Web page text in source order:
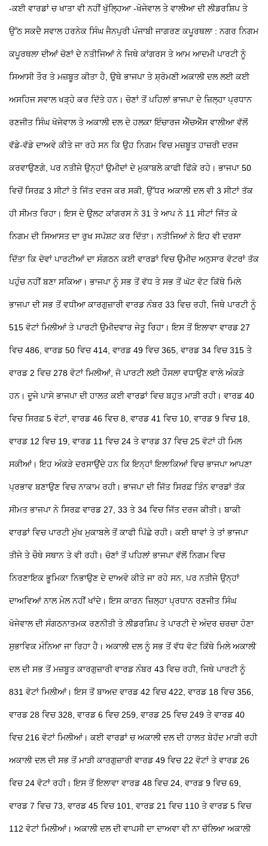
-ਕਈ ਵਾਰਡਾਂਚ ਖਾਤਾ ਵੀ ਨਹੀਂ ਖੁੱਲ੍ਹਿਆ-ਖੋਜੇਵਾਲ ਤੇ ਵਾਲੀਆ ਦੀ ਲੀਡਰਸ਼ਿਪਤੇ
ਉੱਠ ਸਕਦੈ ਸਵਾਲਹਰਨੇਕ ਸਿੰਘ ਜੈਨਪੁਰੀ ਪੰਜਾਬੀ ਜਾਗਰਣਕਪੂਰਥਲਾ : ਨਗਰ ਨਿਗਮ
ਕਪੂਰਥਲਾ ਦੀਆਂ ਚੋਣਾਂ ਦੇ ਨਤੀਜਿਆਂ ਨੇ ਜਿਥੇ ਕਾਂਗਰਸ ਤੇ ਆਮ ਆਦਮੀ ਪਾਰਟੀ ਨੂੰ
ਸਿਆਸੀ ਤੌਰ ਤੇ ਮਜ਼ਬੂਤ ਕੀਤਾ ਹੈ, ਉਥੇ ਭਾਜਪਾ ਤੇ ਸ਼੍ਰੋਮਣੀ ਅਕਾਲੀ ਦਲ ਲਈ ਕਈ
ਅਸਹਿਜ ਸਵਾਲ ਖੜ੍ਹੇ ਕਰ ਦਿੱਤੇ ਹਨ। ਚੋਣਾਂ ਤੋਂ ਪਹਿਲਾਂ ਭਾਜਪਾ ਦੇ ਜ਼ਿਲ੍ਹਾ ਪ੍ਰਧਾਨ
ਰਣਜੀਤ ਸਿੰਘ ਖੋਜੇਵਾਲ ਤੇ ਅਕਾਲੀ ਦਲ ਦੇ ਹਲਕਾ ਇੰਚਾਰਜ ਐੱਚਐੱਸ ਵਾਲੀਆ ਵੱਲੋਂ
ਵੱਡੇ-ਵੱਡੇ ਦਾਅਵੇ ਕੀਤੇ ਜਾ ਰਹੇ ਸਨ ਕਿ ਉਹ ਨਿਗਮ ਵਿਚ ਮਜ਼ਬੂਤ ਹਾਜ਼ਰੀ ਦਰਜ
ਕਰਵਾਉਣਗੇ, ਪਰ ਨਤੀਜੇ ਉਨ੍ਹਾਂ ਉਮੀਦਾਂ ਦੇ ਮੁਕਾਬਲੇ ਕਾਫੀ ਫਿੱਕੇ ਰਹੇ। ਭਾਜਪਾ 50
ਵਿਚੋਂ ਸਿਰਫ਼ 3 ਸੀਟਾਂਤੇ ਜਿੱਤ ਦਰਜ ਕਰ ਸਕੀ, ਉੱਧਰ ਅਕਾਲੀ ਦਲ ਵੀ 3 ਸੀਟਾਂ ਤੱਕ
ਹੀ ਸੀਮਤ ਰਿਹਾ। ਇਸ ਦੇ ਉਲਟ ਕਾਂਗਰਸ ਨੇ 31 ਤੇ ਆਪ ਨੇ 11 ਸੀਟਾਂ ਜਿੱਤ ਕੇ
ਨਿਗਮ ਦੀ ਸਿਆਸਤ ਦਾ ਰੁਖ ਸਪੱਸ਼ਟ ਕਰ ਦਿੱਤਾ। ਨਤੀਜਿਆਂ ਨੇ ਇਹ ਵੀ ਦਰਸਾ
ਦਿੱਤਾ ਕਿ ਦੋਵਾਂ ਪਾਰਟੀਆਂ ਦਾ ਸੰਗਠਨ ਕਈ ਵਾਰਡਾਂ ਵਿਚ ਉਮੀਦ ਅਨੁਸਾਰ ਵੋਟਰਾਂ ਤੱਕ
ਪਹੁੰਚ ਨਹੀਂ ਬਣਾ ਸਕਿਆ।ਭਾਜਪਾ ਨੂੰ ਸਭ ਤੋਂ ਵੱਧ ਤੇ ਸਭ ਤੋਂ ਘੱਟ ਵੋਟ ਕਿੱਥੇ ਮਿਲੇ
ਭਾਜਪਾ ਦੀ ਸਭ ਤੋਂ ਵਧੀਆ ਕਾਰਗੁਜ਼ਾਰੀ ਵਾਰਡ ਨੰਬਰ 33 ਵਿਚ ਰਹੀ, ਜਿਥੇ ਪਾਰਟੀ ਨੂੰ
515 ਵੋਟਾਂ ਮਿਲੀਆਂ ਤੇ ਪਾਰਟੀ ਉਮੀਦਵਾਰ ਜੇਤੂ ਰਿਹਾ। ਇਸ ਤੋਂ ਇਲਾਵਾ ਵਾਰਡ 27
ਵਿਚ 486, ਵਾਰਡ 50 ਵਿਚ 414, ਵਾਰਡ 49 ਵਿਚ 365, ਵਾਰਡ 34 ਵਿਚ 315 ਤੇ
ਵਾਰਡ 2 ਵਿਚ 278 ਵੋਟਾਂ ਮਿਲੀਆਂ, ਜੋ ਪਾਰਟੀ ਲਈ ਹੌਸਲਾ ਵਧਾਉਣ ਵਾਲੇ ਅੰਕੜੇ
ਹਨ।ਦੂਜੇ ਪਾਸੇ ਭਾਜਪਾ ਦੀ ਹਾਲਤ ਕਈ ਵਾਰਡਾਂ ਵਿਚ ਬਹੁਤ ਮਾੜੀ ਰਹੀ। ਵਾਰਡ 40
ਵਿਚ ਸਿਰਫ਼ 5 ਵੋਟਾਂ, ਵਾਰਡ 46 ਵਿਚ 8, ਵਾਰਡ 41 ਵਿਚ 10, ਵਾਰਡ 9 ਵਿਚ 18,
ਵਾਰਡ 12 ਵਿਚ 19, ਵਾਰਡ 11 ਵਿਚ 24 ਤੇ ਵਾਰਡ 37 ਵਿਚ 25 ਵੋਟਾਂ ਹੀ ਮਿਲ
ਸਕੀਆਂ। ਇਹ ਅੰਕੜੇ ਦਰਸਾਉਂਦੇ ਹਨ ਕਿ ਇਨ੍ਹਾਂ ਇਲਾਕਿਆਂ ਵਿਚ ਭਾਜਪਾ ਆਪਣਾ
ਪ੍ਰਭਾਵ ਬਣਾਉਣ ਵਿਚ ਨਾਕਾਮ ਰਹੀ।ਭਾਜਪਾ ਦੀ ਜਿੱਤ ਸਿਰਫ਼ ਤਿੰਨ ਵਾਰਡਾਂ ਤੱਕ
ਸੀਮਤਭਾਜਪਾ ਨੇ ਸਿਰਫ਼ ਵਾਰਡ 27, 33 ਤੇ 34 ਵਿਚ ਜਿੱਤ ਦਰਜ ਕੀਤੀ। ਬਾਕੀ
ਵਾਰਡਾਂ ਵਿਚ ਪਾਰਟੀ ਮੁੱਖ ਮੁਕਾਬਲੇ ਤੋਂ ਕਾਫੀ ਪਿੱਛੇ ਰਹੀ। ਕਈ ਥਾਵਾਂਤੇ ਤਾਂ ਭਾਜਪਾ
ਤੀਜੇ ਤੇ ਚੌਥੇ ਸਥਾਨ ਤੇ ਵੀ ਰਹੀ। ਚੋਣਾਂ ਤੋਂ ਪਹਿਲਾਂ ਭਾਜਪਾ ਵੱਲੋਂ ਨਿਗਮ ਵਿਚ
ਨਿਰਣਾਇਕ ਭੂਮਿਕਾ ਨਿਭਾਉਣ ਦੇ ਦਾਅਵੇ ਕੀਤੇ ਜਾ ਰਹੇ ਸਨ, ਪਰ ਨਤੀਜੇ ਉਨ੍ਹਾਂ
ਦਾਅਵਿਆਂ ਨਾਲ ਮੇਲ ਨਹੀਂ ਖਾਂਦੇ। ਇਸ ਕਾਰਨ ਜ਼ਿਲ੍ਹਾ ਪ੍ਰਧਾਨ ਰਣਜੀਤ ਸਿੰਘ
ਖੋਜੇਵਾਲ ਦੀ ਸੰਗਠਨਾਤਮਕ ਰਣਨੀਤੀ ਤੇ ਲੀਡਰਸ਼ਿਪਤੇ ਪਾਰਟੀ ਦੇ ਅੰਦਰ ਚਰਚਾ ਹੋਣਾ
ਸੁਭਾਵਿਕ ਮੰਨਿਆ ਜਾ ਰਿਹਾ ਹੈ। ਅਕਾਲੀ ਦਲ ਨੂੰ ਸਭ ਤੋਂ ਵੱਧ ਵੋਟ ਕਿੱਥੇ ਮਿਲੇਅਕਾਲੀ
ਦਲ ਦੀ ਸਭ ਤੋਂ ਮਜ਼ਬੂਤ ਕਾਰਗੁਜ਼ਾਰੀ ਵਾਰਡ ਨੰਬਰ 43 ਵਿਚ ਰਹੀ, ਜਿਥੇ ਪਾਰਟੀ ਨੂੰ
831 ਵੋਟਾਂ ਮਿਲੀਆਂ। ਇਸ ਤੋਂ ਬਾਅਦ ਵਾਰਡ 42 ਵਿਚ 422, ਵਾਰਡ 18 ਵਿਚ 356,
ਵਾਰਡ 28 ਵਿਚ 328, ਵਾਰਡ 6 ਵਿਚ 259, ਵਾਰਡ 25 ਵਿਚ 249 ਤੇ ਵਾਰਡ 40
ਵਿਚ 216 ਵੋਟਾਂ ਮਿਲੀਆਂ।ਕਈ ਵਾਰਡਾਂਚ ਅਕਾਲੀ ਦਲ ਦੀ ਹਾਲਤ ਬੇਹੱਦ ਮਾੜੀ ਰਹੀ
ਅਕਾਲੀ ਦਲ ਦੀ ਸਭ ਤੋਂ ਮਾੜੀ ਕਾਰਗੁਜ਼ਾਰੀ ਵਾਰਡ 49 ਵਿਚ 22 ਵੋਟਾਂ ਤੇ ਵਾਰਡ 26
ਵਿਚ 24 ਵੋਟਾਂ ਰਹੀ। ਇਸ ਤੋਂ ਇਲਾਵਾ ਵਾਰਡ 48 ਵਿਚ 24, ਵਾਰਡ 9 ਵਿਚ 69,
ਵਾਰਡ 7 ਵਿਚ 73, ਵਾਰਡ 45 ਵਿਚ 101, ਵਾਰਡ 21 ਵਿਚ 110 ਤੇ ਵਾਰਡ 5 ਵਿਚ
112 ਵੋਟਾਂ ਮਿਲੀਆਂ। ਅਕਾਲੀ ਦਲ ਦੀ ਵਾਪਸੀ ਦਾ ਦਾਅਵਾ ਵੀ ਨਾ ਚੱਲਿਆਅਕਾਲੀ